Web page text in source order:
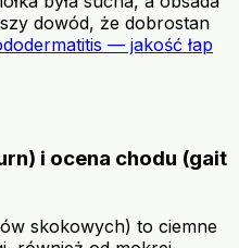
dowód, że dobrostan
— jakość łap
i ocena chodu (gait
skokowych) to ciemne